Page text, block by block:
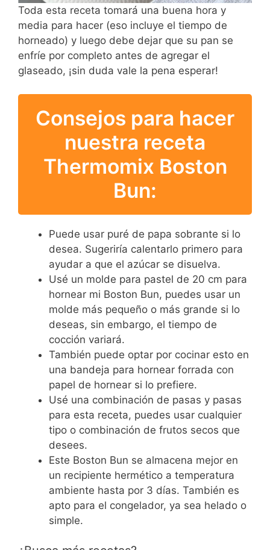
Toda esta receta tomará una buena hora y
media para hacer (eso incluye el tiempo de
horneado) y luego debe dejar que su pan se
enfríe por completo antes de agregar el
glaseado, ¡sin duda vale la pena esperar!
Consejos para hacer
nuestra receta
Thermomix Boston
Bun:
Puede usar puré de papa sobrante si lo
desea. Sugeriría calentarlo primero para
ayudar a que el azúcar se disuelva.
Usé un molde para pastel de 20 cm para
hornear mi Boston Bun, puedes usar un
molde más pequeño o más grande si lo
deseas, sin embargo, el tiempo de
cocción variará.
También puede optar por cocinar esto en
una bandeja para hornear forrada con
papel de hornear si lo prefiere.
Usé una combinación de pasas y pasas
para esta receta, puedes usar cualquier
tipo o combinación de frutos secos que
desees.
Este Boston Bun se almacena mejor en
un recipiente hermético a temperatura
ambiente hasta por 3 días. También es
apto para el congelador, ya sea helado o
simple.